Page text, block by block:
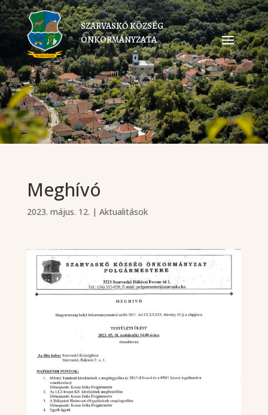
SZARVASKŐ KÖZSÉG
ÖNKORMÁNYZATA
Meghívó
2023. május. 12. | Aktualitások